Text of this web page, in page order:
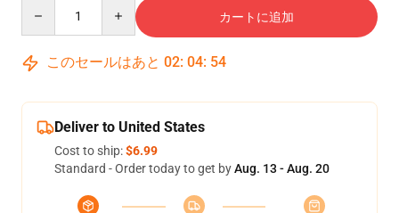
カートに追加
このセールはあと 02: 04: 54
Deliver to United States
Cost to ship:$6.99
Standard - Order today to get byAug. 13 - Aug. 20